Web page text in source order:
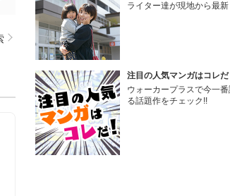
ライター達が現地から最新
注目の人気マンガはコレだ
ウォーカープラスで今一
る話題作をチェック!!